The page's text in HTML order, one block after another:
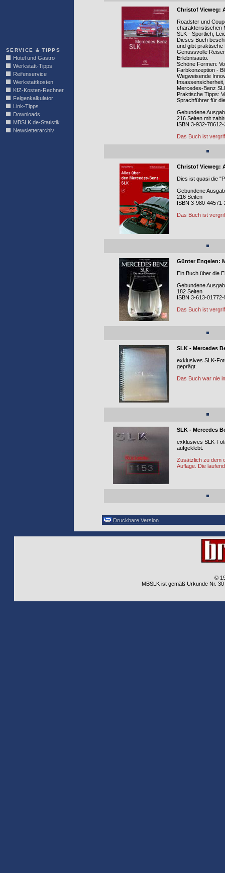
SERVICE & TIPPS
Hotel und Gastro
Werkstatt-Tipps
Reifenservice
Werkstattkosten
KfZ-Kosten-Rechner
Felgenkalkulator
Link-Tipps
Downloads
MBSLK.de-Statistik
Newsletterarchiv
Christof Vieweg:
Roadster und
charakteristischen
SLK - Sportlich,
Dieses Buch
und gibt praktische
Genussvolle
Erlebnisauto.
Schöne Formen:
Farbkonzeption -
Wegweisende
Mercedes-Benz
Praktische Tipps:
Sprachführer für
Gebundene
216 Seiten mit
ISBN 3-932-78612-
Das Buch ist
Christof Vieweg:
Dies ist quasi die
Gebundene
216 Seiten
ISBN 3-980-44571-
Das Buch ist
Günter Engelen:
Ein Buch über die
Gebundene
182 Seiten
ISBN 3-613-01772-
Das Buch ist
SLK - Mercedes
exklusives SLK-
geprägt.
Das Buch war nie
SLK - Mercedes
exklusives SLK-
aufgeklebt.
Zusätzlich zu dem
Auflage. Die
Druckbare Version
©
MBSLK ist gemäß Urkunde Nr.